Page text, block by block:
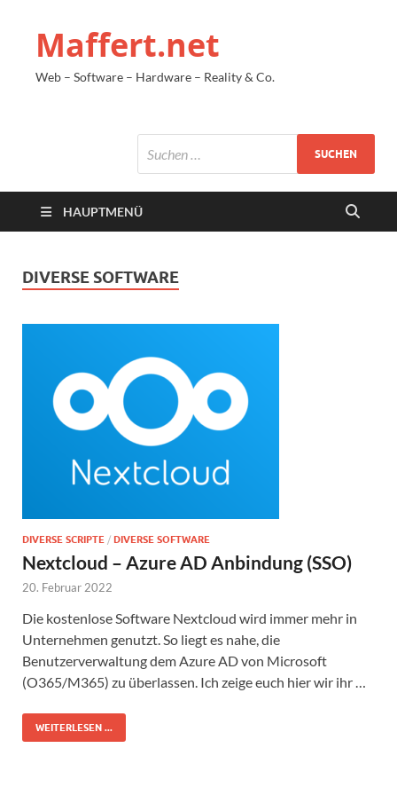
Maffert.net
Web – Software – Hardware – Reality & Co.
HAUPTMENÜ
DIVERSE SOFTWARE
DIVERSE SCRIPTE / DIVERSE SOFTWARE
Nextcloud – Azure AD Anbindung (SSO)
20. Februar 2022
Die kostenlose Software Nextcloud wird immer mehr in
Unternehmen genutzt. So liegt es nahe, die
Benutzerverwaltung dem Azure AD von Microsoft
(O365/M365) zu überlassen. Ich zeige euch hier wir ihr …
WEITERLESEN ...